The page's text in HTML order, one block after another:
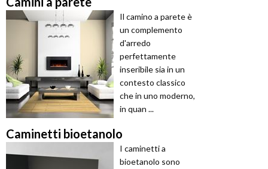
Il camino a parete è
un complemento
d'arredo
perfettamente
inseribile sia in un
contesto classico
che in uno moderno,
in quan ...
Caminetti bioetanolo
I caminetti a
bioetanolo sono